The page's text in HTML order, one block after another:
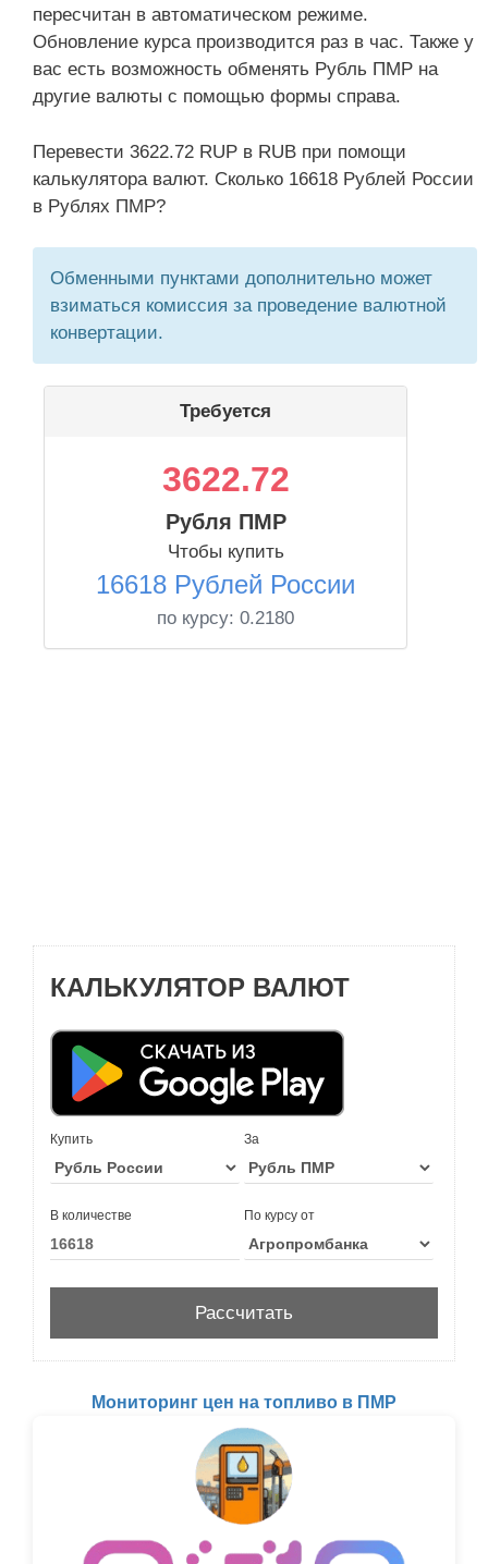
пересчитан в автоматическом режиме.
Обновление курса производится раз в час. Также у
вас есть возможность обменять Рубль ПМР на
другие валюты с помощью формы справа.
Перевести 3622.72 RUP в RUB при помощи
калькулятора валют. Сколько 16618 Рублей России
в Рублях ПМР?
Обменными пунктами дополнительно может
взиматься комиссия за проведение валютной
конвертации.
Требуется
3622.72
Рубля ПМР
Чтобы купить
16618 Рублей России
по курсу: 0.2180
КАЛЬКУЛЯТОР ВАЛЮТ
Купить За
В количестве По курсу от
Мониторинг цен на топливо в ПМР